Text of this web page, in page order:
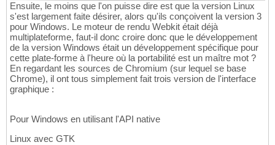
Ensuite, le moins que l'on puisse dire est que la version Linux
s'est largement faite désirer, alors qu'ils conçoivent la version 3
pour Windows. Le moteur de rendu Webkit était déjà
multiplateforme, faut-il donc croire donc que le développement
de la version Windows était un développement spécifique pour
cette plate-forme à l'heure où la portabilité est un maître mot ?
En regardant les sources de Chromium (sur lequel se base
Chrome), il ont tous simplement fait trois version de l'interface
graphique :
Pour Windows en utilisant l'API native
Linux avec GTK